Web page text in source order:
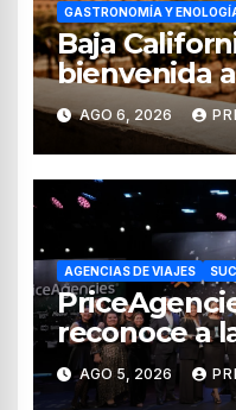
GASTRONOMÍA Y
Baja
bienvenida
vendimia
AGO 6, 2026
AGENCIAS DE VIAJES
reconoce a
impulsan el
turismo en
AGO 5, 2026